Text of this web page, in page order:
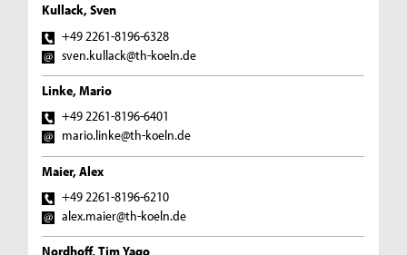
Kullack, Sven
+49 2261-8196-6328
sven.kullack@th-koeln.de
Linke, Mario
+49 2261-8196-6401
mario.linke@th-koeln.de
Maier, Alex
+49 2261-8196-6210
alex.maier@th-koeln.de
Nordhoff, Tim Yago